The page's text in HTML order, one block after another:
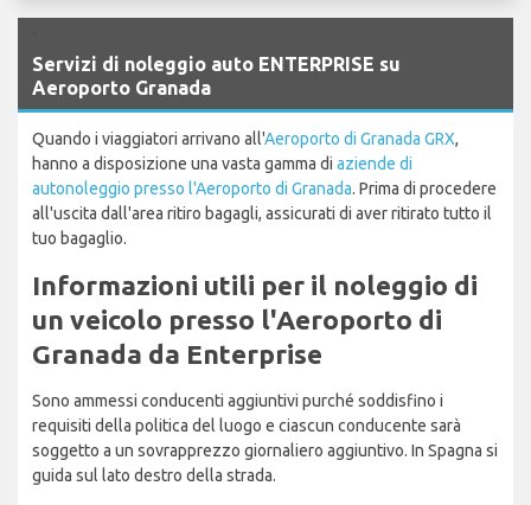
Servizi di noleggio auto ENTERPRISE su
Aeroporto Granada
Quando i viaggiatori arrivano all'Aeroporto di Granada GRX,
hanno a disposizione una vasta gamma di aziende di
autonoleggio presso l'Aeroporto di Granada. Prima di procedere
all'uscita dall'area ritiro bagagli, assicurati di aver ritirato tutto il
tuo bagaglio.
Informazioni utili per il noleggio di
un veicolo presso l'Aeroporto di
Granada da Enterprise
Sono ammessi conducenti aggiuntivi purché soddisfino i
requisiti della politica del luogo e ciascun conducente sarà
soggetto a un sovrapprezzo giornaliero aggiuntivo. In Spagna si
guida sul lato destro della strada.